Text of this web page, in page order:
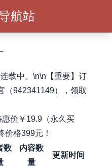
航站
载中。\n\n【重要】订
（942341149），领取
价￥19.9（永久买
价格399元！
数
内容数
量
更新时间